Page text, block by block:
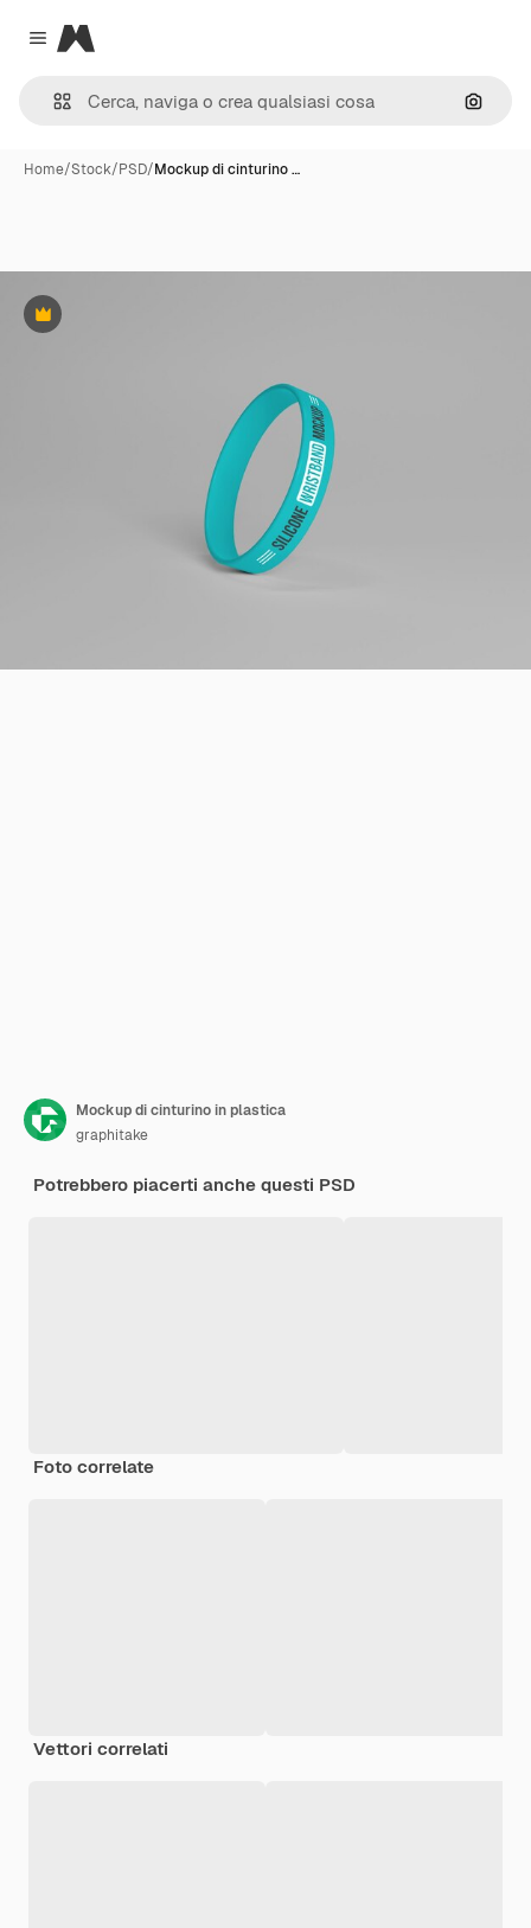
Close menu
Magnific
Cerca
Home/Stock/PSD/Mockup di cinturino …
Premium
Mockup di cinturino in plastica
graphitake
Potrebbero piacerti anche questi PSD
Foto correlate
Vettori correlati